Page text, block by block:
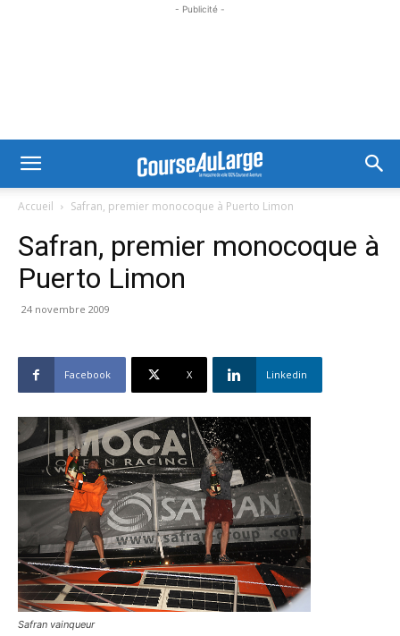
- Publicité -
Accueil Safran, premier monocoque à Puerto Limon
Safran, premier monocoque à
Puerto Limon
24 novembre 2009
Facebook X Linkedin
Safran vainqueur